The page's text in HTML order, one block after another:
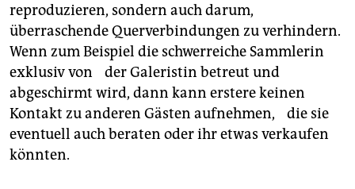
reproduzieren, sondern auch darum,
überraschende Querverbindungen zu verhindern.
Wenn zum Beispiel die schwerreiche Sammlerin
exklusiv von der Galeristin betreut und
abgeschirmt wird, dann kann erstere keinen
Kontakt zu anderen Gästen aufnehmen, die sie
eventuell auch beraten oder ihr etwas verkaufen
könnten.